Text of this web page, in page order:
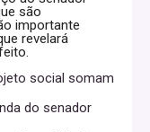
são
importante
revelará
social somam
do senador